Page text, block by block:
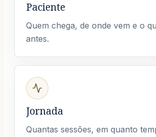
Paciente
Quem chega, de onde vem e o
antes.
Jornada
Quantas sessões, em quanto